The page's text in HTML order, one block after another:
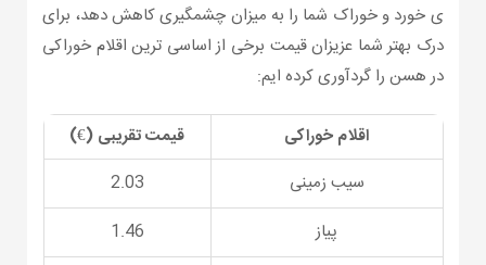
ی خورد و خوراک شما را به میزان چشمگیری کاهش دهد، برای
درک بهتر شما عزیزان قیمت برخی از اساسی ترین اقلام خوراکی
در هسن را گردآوری کرده ایم:
اقلام خوراکی
قیمت تقریبی (€)
سیب زمینی
2.03
پیاز
1.46